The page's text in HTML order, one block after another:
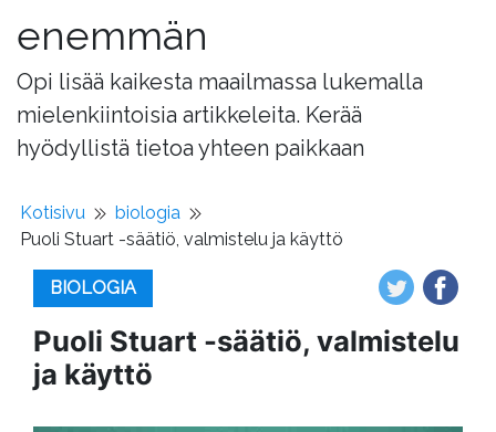
enemmän
Opi lisää kaikesta maailmassa lukemalla
mielenkiintoisia artikkeleita. Kerää
hyödyllistä tietoa yhteen paikkaan
Kotisivu
biologia
Puoli Stuart -säätiö, valmistelu ja käyttö
BIOLOGIA
Puoli Stuart -säätiö, valmistelu
ja käyttö